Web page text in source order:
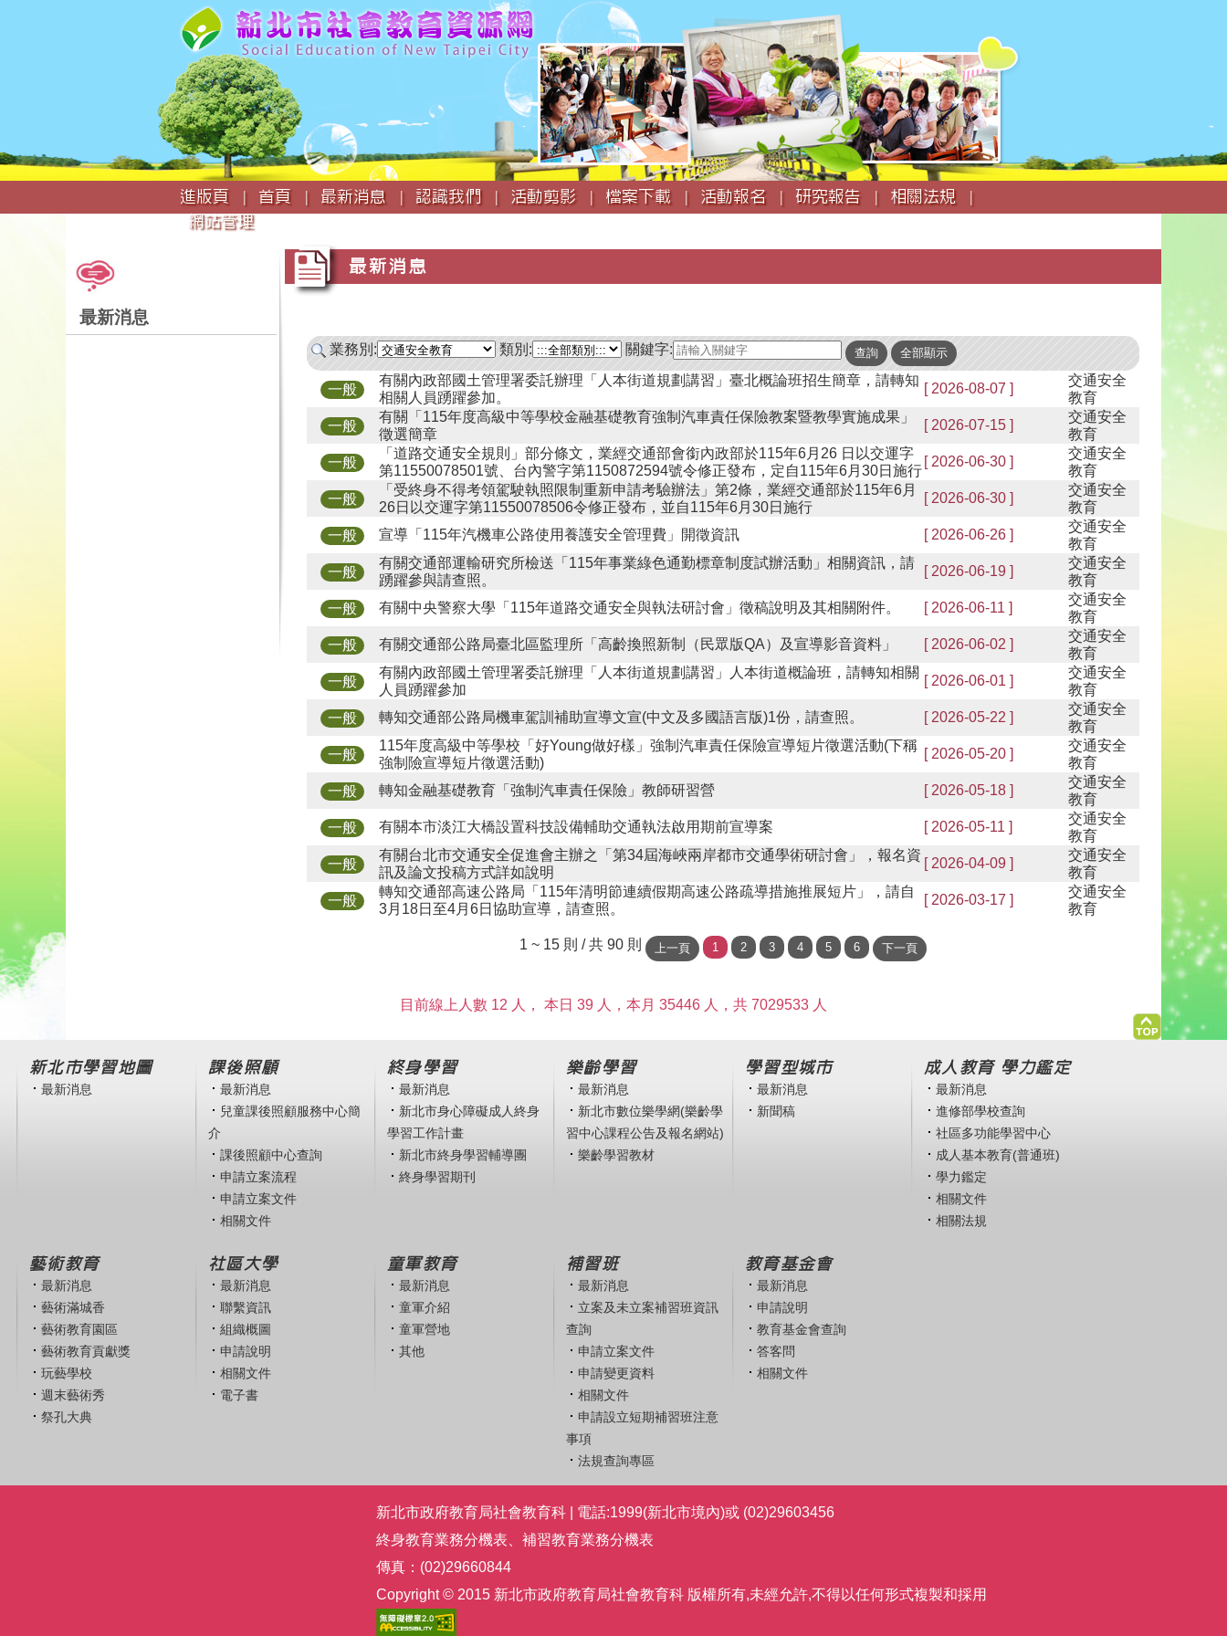
跳
到
主
要
內
容
:::
進版頁 |
首頁 | 最新消息 | 認識我們 | 活動剪影 | 檔案下載 | 活動報名 | 研究報告 |
相關法規 |
網站管理
最新消息
最新消息
業務別: 類別: 關鍵字:
一般
有關內政部國土管理署委託辦理「人本街道規劃講習」臺北概論班招生簡章，請轉知
相關人員踴躍參加。
[ 2026-08-07 ]
交通安全
教育
一般
有關「115年度高級中等學校金融基礎教育強制汽車責任保險教案暨教學實施成果」
徵選簡章
[ 2026-07-15 ]
交通安全
教育
一般
「道路交通安全規則」部分條文，業經交通部會銜內政部於115年6月26 日以交運字
第11550078501號、台內警字第1150872594號令修正發布，定自115年6月30日施行
[ 2026-06-30 ]
交通安全
教育
一般
「受終身不得考領駕駛執照限制重新申請考驗辦法」第2條，業經交通部於115年6月
26日以交運字第11550078506令修正發布，並自115年6月30日施行
[ 2026-06-30 ]
交通安全
教育
一般
宣導「115年汽機車公路使用養護安全管理費」開徵資訊 [ 2026-06-26 ]
交通安全
教育
一般
有關交通部運輸研究所檢送「115年事業綠色通勤標章制度試辦活動」相關資訊，請
踴躍參與請查照。
[ 2026-06-19 ]
交通安全
教育
一般
有關中央警察大學「115年道路交通安全與執法研討會」徵稿說明及其相關附件。 [ 2026-06-11 ]
交通安全
教育
一般
有關交通部公路局臺北區監理所「高齡換照新制（民眾版QA）及宣導影音資料」 [ 2026-06-02 ]
交通安全
教育
一般
有關內政部國土管理署委託辦理「人本街道規劃講習」人本街道概論班，請轉知相關
人員踴躍參加
[ 2026-06-01 ]
交通安全
教育
一般
轉知交通部公路局機車駕訓補助宣導文宣(中文及多國語言版)1份，請查照。 [ 2026-05-22 ]
交通安全
教育
一般
115年度高級中等學校「好Young做好樣」強制汽車責任保險宣導短片徵選活動(下稱
強制險宣導短片徵選活動)
[ 2026-05-20 ]
交通安全
教育
一般
轉知金融基礎教育「強制汽車責任保險」教師研習營 [ 2026-05-18 ]
交通安全
教育
一般
有關本市淡江大橋設置科技設備輔助交通執法啟用期前宣導案 [ 2026-05-11 ]
交通安全
教育
一般
有關台北市交通安全促進會主辦之「第34屆海峽兩岸都市交通學術研討會」，報名資
訊及論文投稿方式詳如說明
[ 2026-04-09 ]
交通安全
教育
一般
轉知交通部高速公路局「115年清明節連續假期高速公路疏導措施推展短片」，請自
3月18日至4月6日協助宣導，請查照。
[ 2026-03-17 ]
交通安全
教育
1 ~ 15 則 / 共 90 則
目前線上人數 12 人， 本日 39 人，本月 35446 人，共 7029533 人
新北市學習地圖
最新消息
課後照顧
最新消息
兒童課後照顧服務中心簡
介
課後照顧中心查詢
申請立案流程
申請立案文件
相關文件
終身學習
最新消息
新北市身心障礙成人終身
學習工作計畫
新北市終身學習輔導團
終身學習期刊
樂齡學習
最新消息
新北市數位樂學網(樂齡學
習中心課程公告及報名網站)
樂齡學習教材
學習型城市
最新消息
新聞稿
成人教育 學力鑑定
最新消息
進修部學校查詢
社區多功能學習中心
成人基本教育(普通班)
學力鑑定
相關文件
相關法規
藝術教育
最新消息
藝術滿城香
藝術教育園區
藝術教育貢獻獎
玩藝學校
週末藝術秀
祭孔大典
社區大學
最新消息
聯繫資訊
組織概圖
申請說明
相關文件
電子書
童軍教育
最新消息
童軍介紹
童軍營地
其他
補習班
最新消息
立案及未立案補習班資訊
查詢
申請立案文件
申請變更資料
相關文件
申請設立短期補習班注意
事項
法規查詢專區
教育基金會
最新消息
申請說明
教育基金會查詢
答客問
相關文件
新北市政府教育局社會教育科 | 電話:1999(新北市境內)或 (02)29603456
終身教育業務分機表
補習教育業務分機表
傳真：(02)29660844
Copyright © 2015 新北市政府教育局社會教育科 版權所有,未經允許,不得以任何形式複製和採用